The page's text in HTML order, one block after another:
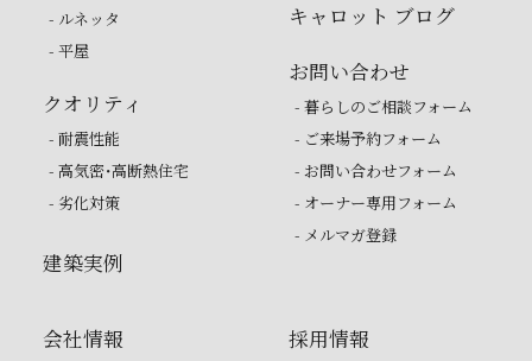
- ルネッタ
- 平屋
クオリティ
- 耐震性能
- 高気密・高断熱住宅
- 劣化対策
建築実例
キャロット ブログ
お問い合わせ
- 暮らしのご相談フォーム
- ご来場予約フォーム
- お問い合わせフォーム
- オーナー専用フォーム
- メルマガ登録
会社情報
採用情報